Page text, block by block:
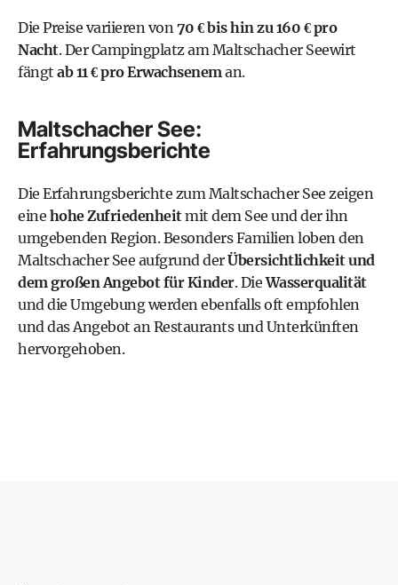
Die Preise variieren von70 € bis hin zu 160 € pro
Nacht. DerCampingplatz am Maltschacher Seewirt
fängt ab 11 € pro Erwachseneman.
Maltschacher See:
Erfahrungsberichte
Die Erfahrungsberichte zum Maltschacher See zeigen
eine hohe Zufriedenheitmit dem See und der ihn
umgebenden Region. Besonders Familien loben den
Maltschacher See aufgrund derÜbersichtlichkeit und
dem großen Angebot für Kinder. DieWasserqualität
und die Umgebung werden ebenfalls oft empfohlen
und das Angebot an Restaurants und Unterkünften
hervorgehoben.